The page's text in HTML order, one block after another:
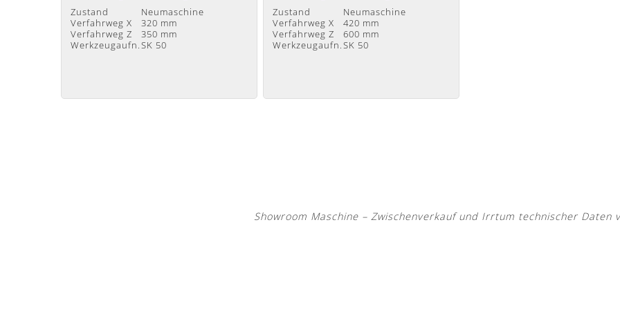
Zustand
Neumaschine
Verfahrweg X
320 mm
Verfahrweg Z
350 mm
Werkzeugaufn. SK 50
Zustand
Neumaschine
Verfahrweg X
420 mm
Verfahrweg Z
600 mm
Werkzeugaufn. SK 50
Showroom Maschine – Zwischenverkauf und Irrtum technischer Daten